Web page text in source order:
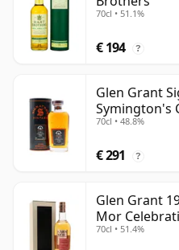
70cl • 51.1%
€ 194 ?
Glen Grant
Symington's
30 jaar oud
70cl • 48.8%
€ 291 ?
Glen Grant
Mor
70cl • 51.4%